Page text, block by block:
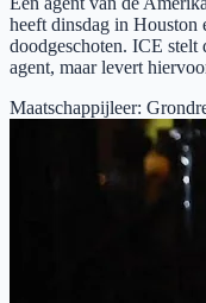
heeft dinsdag in Houston
doodgeschoten. ICE stelt
agent, maar levert
Maatschappijleer: